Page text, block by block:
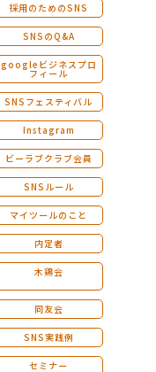
採用のためのSNS
SNSのQ&A
googleビジネスプロ
フィール
SNSフェスティバル
Instagram
ビーラブクラブ会員
SNSルール
マイツールのこと
内定者
木鶏会
同友会
SNS実践例
セミナー